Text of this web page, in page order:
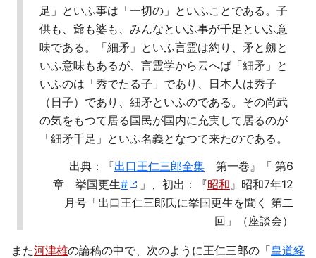
足」といふ事は「一切の」といふことである。子
供も、爺も婆も、みんなといふ事が千足といふ意
味である。「細矛」といふ言霊は約り、矛と劔と
いふ意味もあるが、言霊学から云へば「細矛」と
いふのは「秀でたる子」であり、日本人は秀子
（日子）であり、細矛といふのである。その尚武
の気をもつて居る国民が国内に充実して居るのが
「細矛千足」といふ名義となつて来たのである。
出典：『出口王仁三郎全集 第一巻』「 第6
章 挙国更生# 」、初出：『昭和 』昭和7年12
月号「出口王仁三郎氏に挙国更生を聞く 第二
回」（座談会）
また河津雄の論稿の中で、次のように王仁三郎の「皇道経